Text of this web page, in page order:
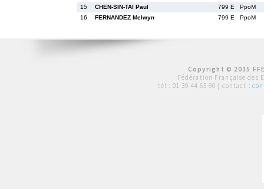
15
CHEN-SIN-TAI Paul 799 E
PpoM
16
FERNANDEZ Melwyn 799 E PpoM
Copyright © 2015
Fédération Française des
tél : 01 39 44 65 80 | contact :